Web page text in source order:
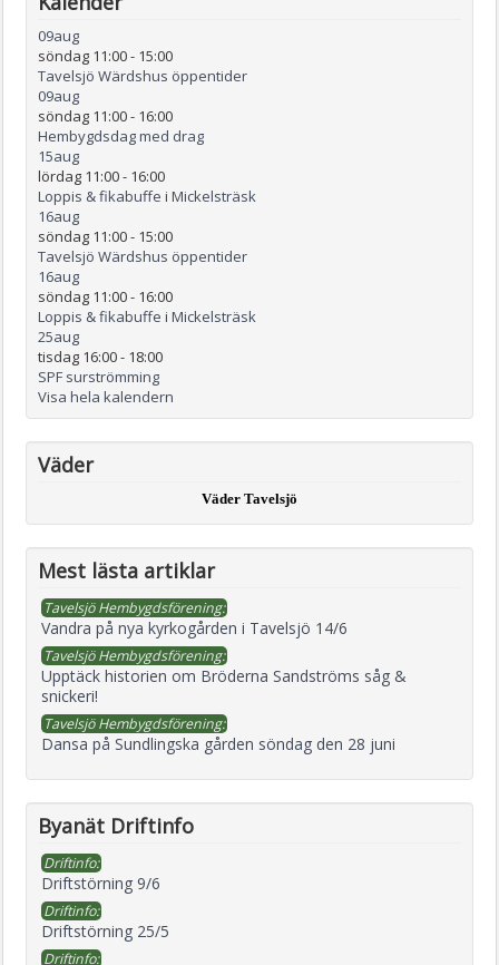
09aug
söndag 11:00- 15:00
Tavelsjö Wärdshus öppentider
09aug
söndag 11:00- 16:00
Hembygdsdag med drag
15aug
lördag 11:00- 16:00
Loppis & fikabuffe i Mickelsträsk
16aug
söndag 11:00- 15:00
Tavelsjö Wärdshus öppentider
16aug
söndag 11:00- 16:00
Loppis & fikabuffe i Mickelsträsk
25aug
tisdag 16:00- 18:00
SPF surströmming
Visa hela kalendern
Väder
Väder Tavelsjö
Mest lästa artiklar
Tavelsjö Hembygdsförening:
Vandra på nya kyrkogården i Tavelsjö 14/6
Tavelsjö Hembygdsförening:
Upptäck historien om Bröderna Sandströms såg &
snickeri!
Tavelsjö Hembygdsförening:
Dansa på Sundlingska gården söndag den 28 juni
Byanät Driftinfo
Driftinfo:
Driftstörning 9/6
Driftinfo:
Driftstörning 25/5
Driftinfo: